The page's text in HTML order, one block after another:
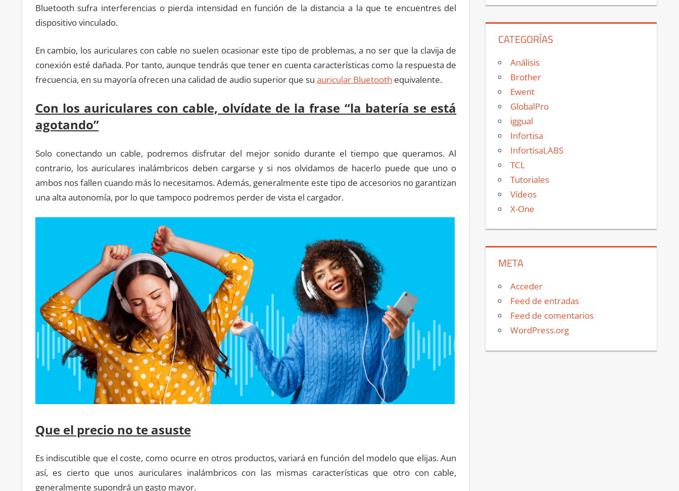
Bluetooth sufra interferencias o pierda intensidad en función de la distancia a la que te encuentres del
dispositivo vinculado.
En cambio, los auriculares con cable no suelen ocasionar este tipo de problemas, a no ser que la clavija de
conexión esté dañada. Por tanto, aunque tendrás que tener en cuenta características como la respuesta de
frecuencia, en su mayoría ofrecen una calidad de audio superior que su auricular Bluetooth equivalente.
Con los auriculares con cable, olvídate de la frase “la batería se está
agotando”
Solo conectando un cable, podremos disfrutar del mejor sonido durante el tiempo que queramos. Al
contrario, los auriculares inalámbricos deben cargarse y si nos olvidamos de hacerlo puede que uno o
ambos nos fallen cuando más lo necesitamos. Además, generalmente este tipo de accesorios no garantizan
una alta autonomía, por lo que tampoco podremos perder de vista el cargador.
Que el precio no te asuste
Es indiscutible que el coste, como ocurre en otros productos, variará en función del modelo que elijas. Aun
así, es cierto que unos auriculares inalámbricos con las mismas características que otro con cable,
generalmente supondrá un gasto mayor.
CATEGORÍAS
Análisis
Brother
Ewent
GlobalPro
iggual
Infortisa
InfortisaLABS
TCL
Tutoriales
Vídeos
X-One
META
Acceder
Feed de entradas
Feed de comentarios
WordPress.org